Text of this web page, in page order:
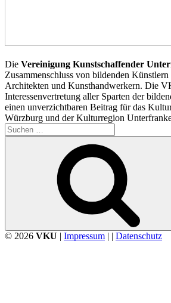
Die Vereinigung Kunstschaffender
Zusammenschluss von bildenden
Architekten und Kunsthandwerkern. Die
Interessenvertretung aller Sparten der
einen unverzichtbaren Beitrag für das
Würzburg und der Kulturregion
Suchen
nach:
© 2026 VKU | Impressum | | Datenschutz